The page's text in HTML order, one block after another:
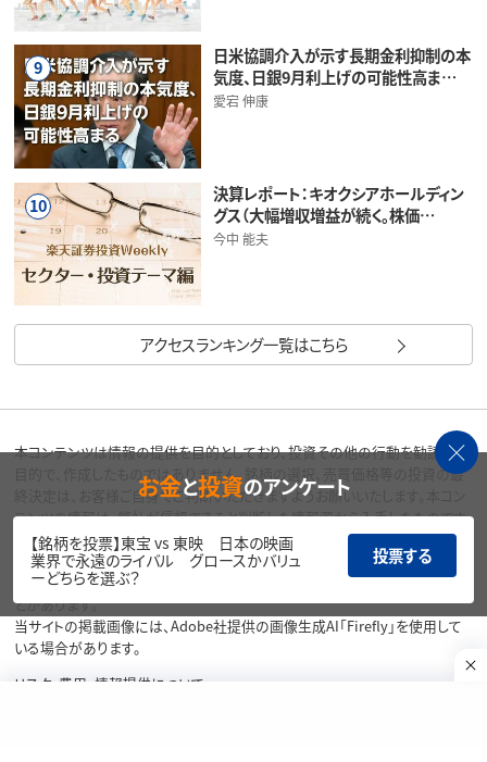
9
日米協調介入が示す長期金利抑制の本
気度、日銀9月利上げの可能性高ま…
愛宕 伸康
10
決算レポート：キオクシアホールディン
グス（大幅増収増益が続く。株価…
今中 能夫
アクセスランキング一覧はこちら
本コンテンツは情報の提供を目的としており、投資その他の行動を勧誘する
目的で、作成したものではありません。銘柄の選択、売買価格等の投資の最
終決定は、お客様ご自身でご判断いただきますようお願いいたします。本コン
テンツの情報は、弊社が信頼できると判断した情報源から入手したものです
が、その情報源の確実性を保証したものではありません。本コンテンツの記
載内容に関するご質問・ご照会等には一切お答え致しかねますので予めご了
承お願い致します。また、本コンテンツの記載内容は、予告なしに変更するこ
とがあります。
当サイトの掲載画像には、Adobe社提供の画像生成AI「Firefly」を使用して
いる場合があります。
リスク・費用・情報提供について
お金と投資のアンケート
【銘柄を投票】東宝 vs 東映 日本の映画
業界で永遠のライバル グロースかバリュ
ーどちらを選ぶ？
投票する